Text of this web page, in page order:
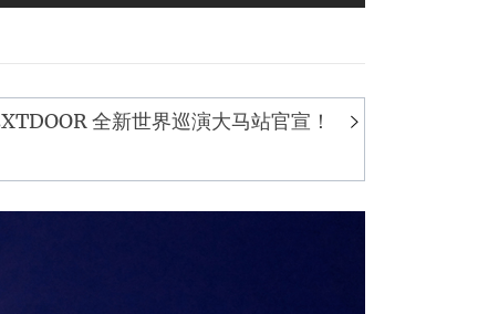
全新世界巡演大马站官宣！